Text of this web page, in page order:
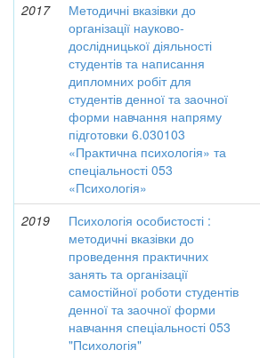
2017
Методичні вказівки до
організації науково-
дослідницької діяльності
студентів та написання
дипломних робіт для
студентів денної та заочної
форми навчання напряму
підготовки 6.030103
«Практична психологія» та
спеціальності 053
«Психологія»
2019
Психологія особистості :
методичні вказівки до
проведення практичних
занять та організації
самостійної роботи студентів
денної та заочної форми
навчання спеціальності 053
"Психологія"